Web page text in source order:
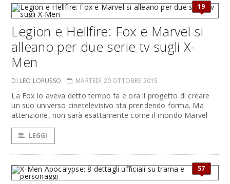
19
Legion e Hellfire: Fox e Marvel si
alleano per due serie tv sugli X-
Men
DI LEO LORUSSO MARTEDÌ 20 OTTOBRE 2015
La Fox lo aveva detto tempo fa e ora il progetto di creare
un suo universo cinetelevisivo sta prendendo forma. Ma
attenzione, non sarà esattamente come il mondo Marvel
LEGGI
57